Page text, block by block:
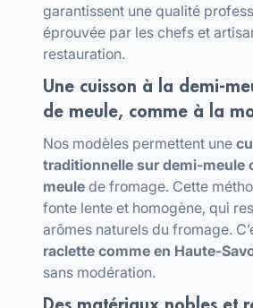
garantissent une qualité
éprouvée par les chefs et
restauration.
Une cuisson à la demi-
de meule, comme à la
Nos modèles permettent une
traditionnelle sur demi-meule
meule de fromage. Cette
fonte lente et homogène, qui
arômes naturels du fromage.
raclette comme en Haute-
sans modération.
Des matériaux nobles et